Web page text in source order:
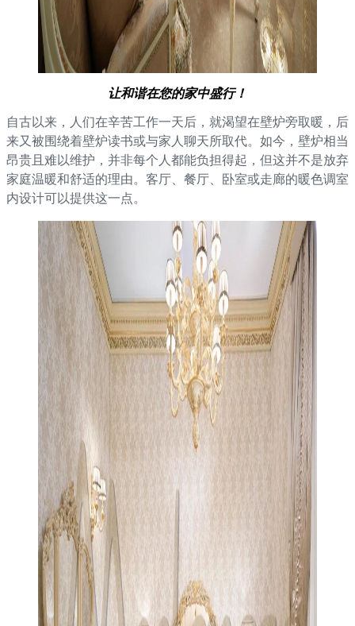
让和谐在您的家中盛行！
自古以来，人们在辛苦工作一天后，就渴望在壁炉旁取暖，后
来又被围绕着壁炉读书或与家人聊天所取代。如今，壁炉相当
昂贵且难以维护，并非每个人都能负担得起，但这并不是放弃
家庭温暖和舒适的理由。客厅、餐厅、卧室或走廊的暖色调室
内设计可以提供这一点。